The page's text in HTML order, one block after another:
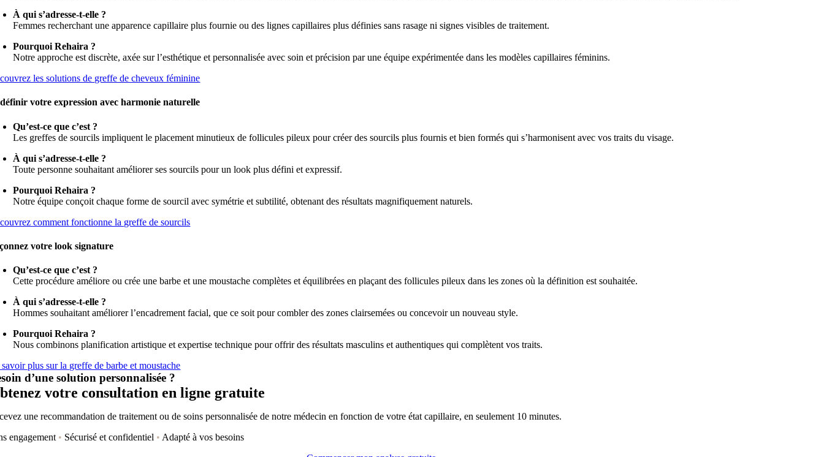
À qui s’adresse-t-elle ?
Femmes recherchant une apparence capillaire plus fournie ou des lignes capillaires plus définies sans rasage ni signes visibles de traitement.
Pourquoi Rehaira ?
Notre approche est discrète, axée sur l’esthétique et personnalisée avec soin et précision par une équipe expérimentée dans les modèles capillaires féminins.
les solutions de greffe de cheveux féminine
votre expression avec harmonie naturelle
Qu’est-ce que c’est ?
Les greffes de sourcils impliquent le placement minutieux de follicules pileux pour créer des sourcils plus fournis et bien formés qui s’harmonisent avec vos traits du visage.
À qui s’adresse-t-elle ?
Toute personne souhaitant améliorer ses sourcils pour un look plus défini et expressif.
Pourquoi Rehaira ?
Notre équipe conçoit chaque forme de sourcil avec symétrie et subtilité, obtenant des résultats magnifiquement naturels.
comment fonctionne la greffe de sourcils
votre look signature
Qu’est-ce que c’est ?
Cette procédure améliore ou crée une barbe et une moustache complètes et équilibrées en plaçant des follicules pileux dans les zones où la définition est souhaitée.
À qui s’adresse-t-elle ?
Hommes souhaitant améliorer l’encadrement facial, que ce soit pour combler des zones clairsemées ou concevoir un nouveau style.
Pourquoi Rehaira ?
Nous combinons planification artistique et expertise technique pour offrir des résultats masculins et authentiques qui complètent vos traits.
plus sur la greffe de barbe et moustache
d’une solution personnalisée ?
votre consultation en ligne gratuite
une recommandation de traitement ou de soins personnalisée de notre médecin en fonction de votre état capillaire, en seulement 10 minutes.
engagement • Sécurisé et confidentiel • Adapté à vos besoins